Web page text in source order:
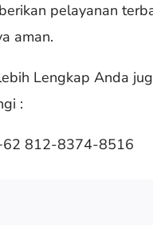
pelayanan
aman.
Lengkap Anda
:
812-8374-8516